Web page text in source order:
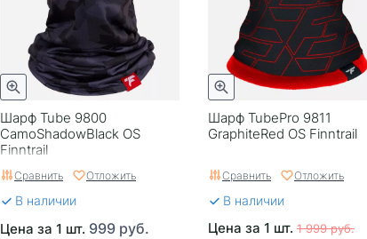
Шарф Tube 9800
CamoShadowBlack OS
Finntrail
Сравнить Отложить
В наличии
Цена за 1 шт. 999 руб.
Шарф TubePro 9811
GraphiteRed OS Finntrail
Сравнить Отложить
В наличии
Цена за 1 шт. 1 999 руб.